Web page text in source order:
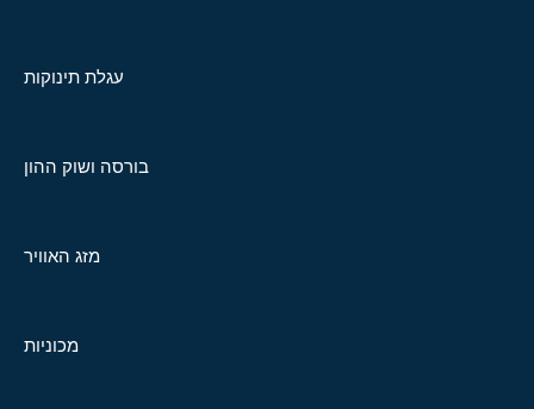
עגלת תינוקות
בורסה ושוק ההון
מזג האוויר
מכוניות